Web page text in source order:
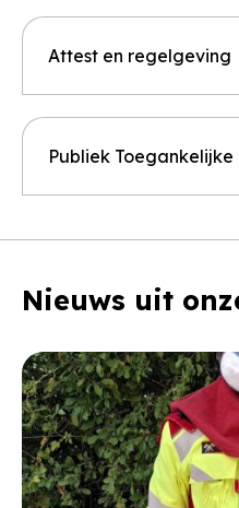
Attest en regelgeving
Publiek
Nieuws uit